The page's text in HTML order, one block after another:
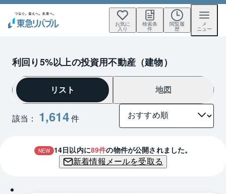
お気に
入り
検索条
件
閲覧履
歴
メ
ニュー
利回り5%以上の投資用不動産（建物）
該当： 1,614件
リスト 地図
NEW 14日以内に89件の物件が公開されました。
新着情報メールを受取る